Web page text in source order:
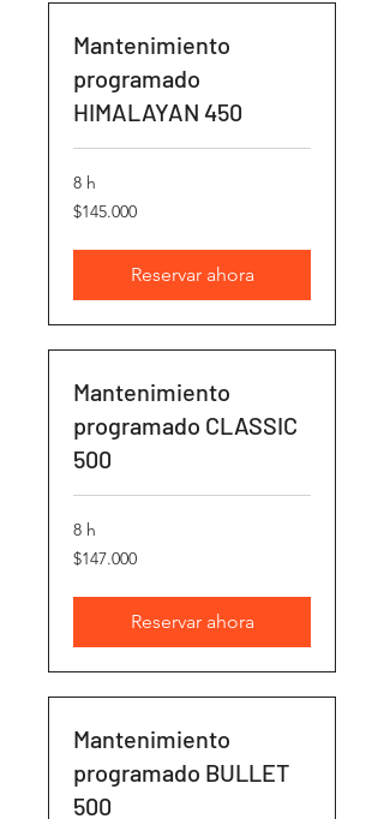
Mantenimiento
programado
HIMALAYAN 450
8 h
145.000
pesos
$145.000
Reservar ahora
Mantenimiento
programado CLASSIC
500
8 h
147.000
pesos
$147.000
Reservar ahora
Mantenimiento
programado BULLET
500